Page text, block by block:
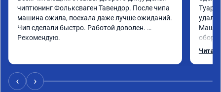
чиптюнинг Фольксваген Тавендор. После чипа
машина ожила, поехала даже лучше ожиданий.
Чип сделали быстро. Работой доволен.
Рекомендую.
‹ ›